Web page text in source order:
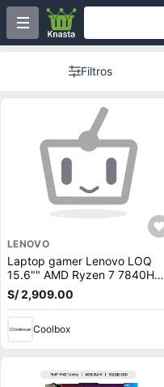
Filtros
LENOVO
Laptop gamer Lenovo LOQ
15.6"" AMD Ryzen 7 7840HS,
512GB SSD, 16GB RAM, RTX
4050 6GB, Win11 Home, gris
S/ 2,909.00
Coolbox